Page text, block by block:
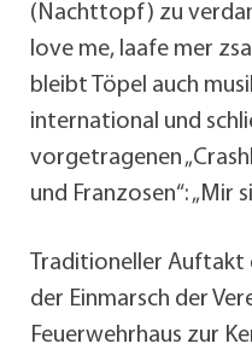
(Nachttopf) zu
love me, laafe mer
bleibt Töpel auch
international und
vorgetragenen
und Franzosen“: „Mir
Traditioneller
der Einmarsch der
Feuerwehrhaus zur